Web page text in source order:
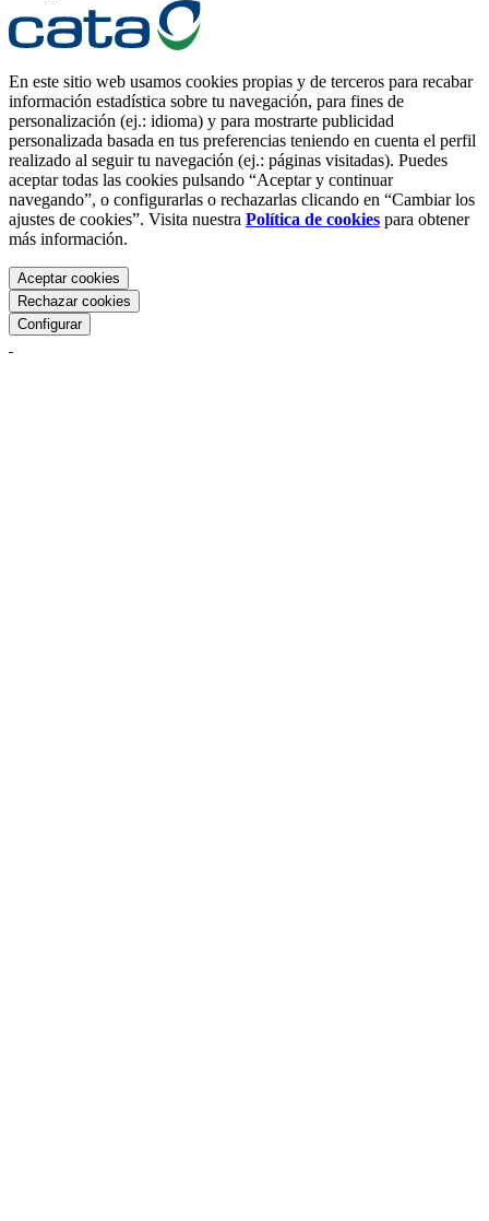
En este sitio web usamos cookies propias y de terceros para recabar
información estadística sobre tu navegación, para fines de
personalización (ej.: idioma) y para mostrarte publicidad
personalizada basada en tus preferencias teniendo en cuenta el perfil
realizado al seguir tu navegación (ej.: páginas visitadas). Puedes
aceptar todas las cookies pulsando “Aceptar y continuar
navegando”, o configurarlas o rechazarlas clicando en “Cambiar los
ajustes de cookies”. Visita nuestra Política de cookies para obtener
más información.
Aceptar cookies
Rechazar cookies
Configurar